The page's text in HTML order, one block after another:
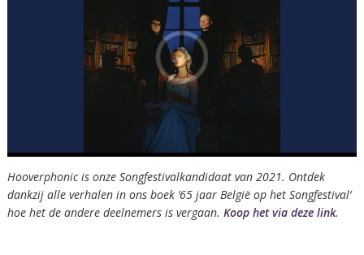
Hooverphonic is onze Songfestivalkandidaat van 2021. Ontdek
dankzij alle verhalen in ons boek ’65 jaar België op het Songfestival’
hoe het de andere deelnemers is vergaan. Koop het via deze link.